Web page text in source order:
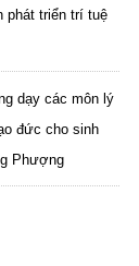
phát triển trí tuệ
dạy các môn lý
đức cho sinh
Phượng